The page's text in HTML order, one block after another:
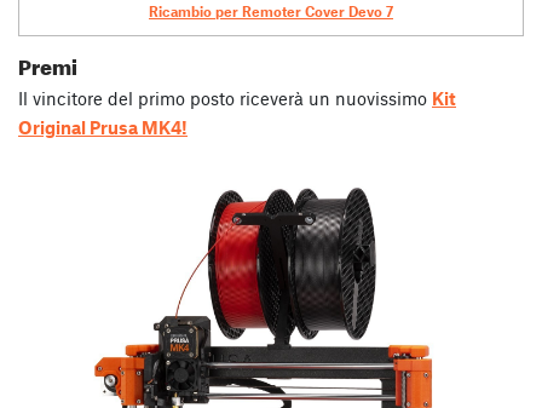
Ricambio per Remoter Cover Devo 7
Premi
Il vincitore del primo posto riceverà un nuovissimo Kit
Original Prusa MK4!